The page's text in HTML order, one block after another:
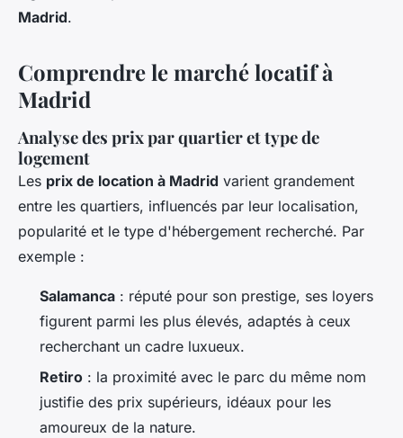
Madrid.
Comprendre le marché locatif à
Madrid
Analyse des prix par quartier et type de
logement
Les prix de location à Madrid varient grandement
entre les quartiers, influencés par leur localisation,
popularité et le type d'hébergement recherché. Par
exemple :
Salamanca : réputé pour son prestige, ses loyers
figurent parmi les plus élevés, adaptés à ceux
recherchant un cadre luxueux.
Retiro : la proximité avec le parc du même nom
justifie des prix supérieurs, idéaux pour les
amoureux de la nature.